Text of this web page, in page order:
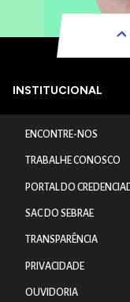
INSTITUCIONAL
ENCONTRE-NOS
TRABALHE CONOSCO
PORTAL DO
SAC DO SEBRAE
TRANSPARÊNCIA
PRIVACIDADE
OUVIDORIA